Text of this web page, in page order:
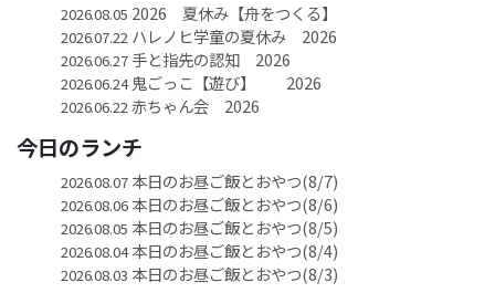
2026.08.05 2026 夏休み【舟をつくる】
2026.07.22ハレノヒ学童の夏休み 2026
2026.06.27手と指先の認知 2026
2026.06.24鬼ごっこ【遊び】 2026
2026.06.22赤ちゃん会 2026
今日のランチ
2026.08.07本日のお昼ご飯とおやつ(8/7)
2026.08.06本日のお昼ご飯とおやつ(8/6)
2026.08.05 本日のお昼ご飯とおやつ(8/5)
2026.08.04本日のお昼ご飯とおやつ(8/4)
2026.08.03 本日のお昼ご飯とおやつ(8/3)